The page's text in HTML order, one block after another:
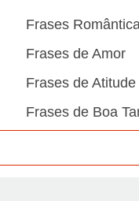
Frases
Frases de Amor
Frases de Atitude
Frases de Boa
Frases de